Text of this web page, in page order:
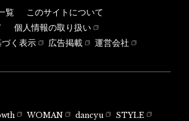
覧
このサイトについて
個人情報の取り扱い
く表示
広告掲載
運営会社
WOMAN dancyu
STYLE